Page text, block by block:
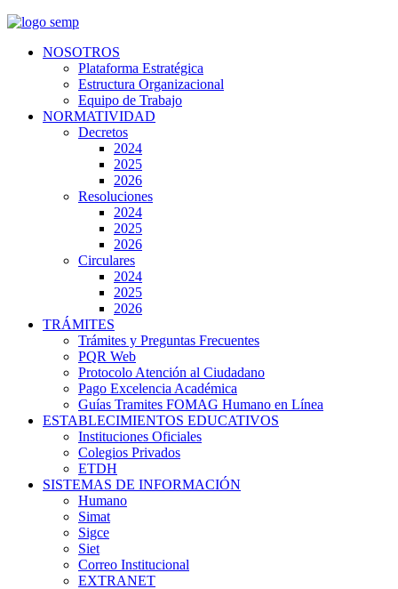
NOSOTROS
Plataforma Estratégica
Estructura Organizacional
Equipo de Trabajo
NORMATIVIDAD
Decretos
2024
2025
2026
Resoluciones
2024
2025
2026
Circulares
2024
2025
2026
TRÁMITES
Trámites y Preguntas Frecuentes
PQR Web
Protocolo Atención al Ciudadano
Pago Excelencia Académica
Guías Tramites FOMAG Humano en Línea
ESTABLECIMIENTOS EDUCATIVOS
Instituciones Oficiales
Colegios Privados
ETDH
SISTEMAS DE INFORMACIÓN
Humano
Simat
Sigce
Siet
Correo Institucional
EXTRANET